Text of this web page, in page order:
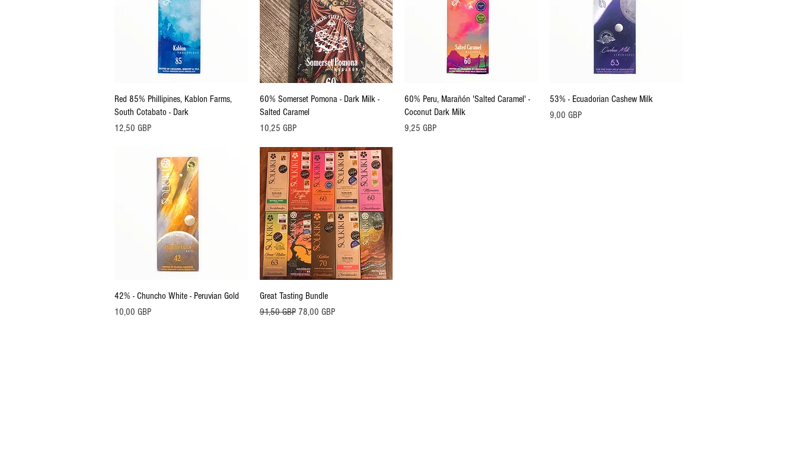
Vista rápida
Red 85% Phillipines, Kablon Farms,
South Cotabato - Dark
Precio
12,50 GBP
Vista rápida
60% Somerset Pomona - Dark Milk -
Salted Caramel
Precio
10,25 GBP
Vista rápida
60% Peru, Marañón 'Salted Caramel' -
Coconut Dark Milk
Precio
9,25 GBP
Vista rápida
53% - Ecuadorian Cashew Milk
Precio
9,00 GBP
Vista rápida
42% - Chuncho White - Peruvian Gold
Precio
10,00 GBP
Vista rápida
Great Tasting Bundle
Precio
91,50 GBP Precio de oferta
78,00 GBP